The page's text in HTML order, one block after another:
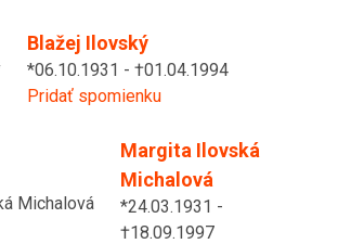
Blažej Ilovský
*06.10.1931 - †01.04.1994
Pridať spomienku
Margita Ilovská
Michalová
*24.03.1931 -
†18.09.1997